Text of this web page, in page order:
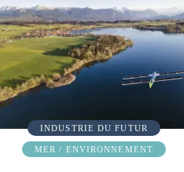
INDUSTRIE DU FUTUR
MER / ENVIRONNEMENT